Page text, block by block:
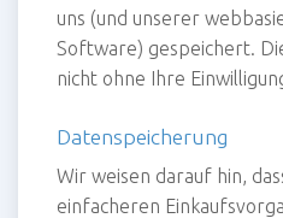
uns (und unserer
Software) gespeichert.
nicht ohne Ihre
Datenspeicherung
Wir weisen darauf hin,
einfacheren